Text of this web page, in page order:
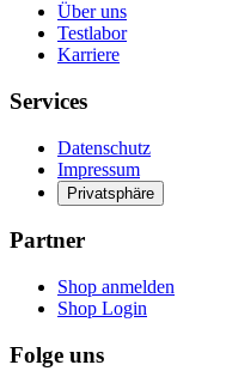
Über uns
Testlabor
Karriere
Services
Datenschutz
Impressum
Privatsphäre
Partner
Shop anmelden
Shop Login
Folge uns